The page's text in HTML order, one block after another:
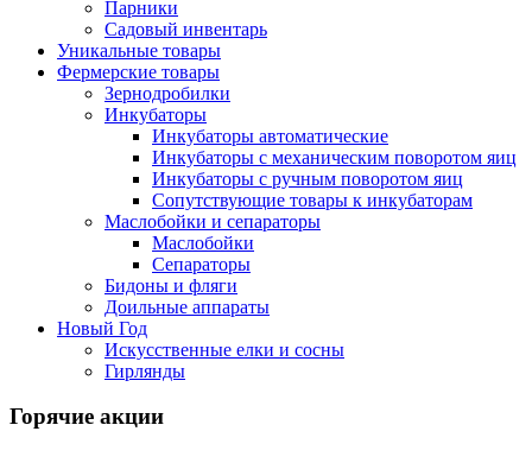
Парники
Садовый инвентарь
Уникальные товары
Фермерские товары
Зернодробилки
Инкубаторы
Инкубаторы автоматические
Инкубаторы с механическим поворотом яиц
Инкубаторы с ручным поворотом яиц
Сопутствующие товары к инкубаторам
Маслобойки и сепараторы
Маслобойки
Сепараторы
Бидоны и фляги
Доильные аппараты
Новый Год
Искусственные елки и сосны
Гирлянды
Горячие акции